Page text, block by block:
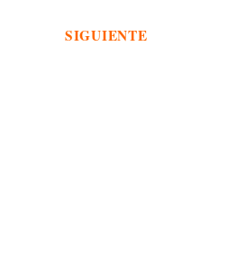
SIGUIENTE